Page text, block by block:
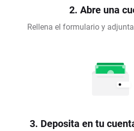
2. Abre una
Rellena el formulario y
3. Deposita en tu